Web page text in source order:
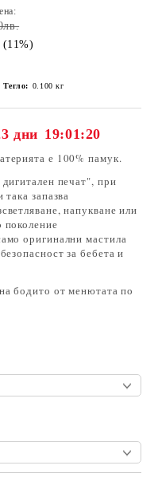
(11%)
Тегло: 0.100 кг
дни 19:01:20
е 100% памук.
печат", при
запазва
напукване или
поколение
оригинални мастила
за бебета и
бодито от менютата по